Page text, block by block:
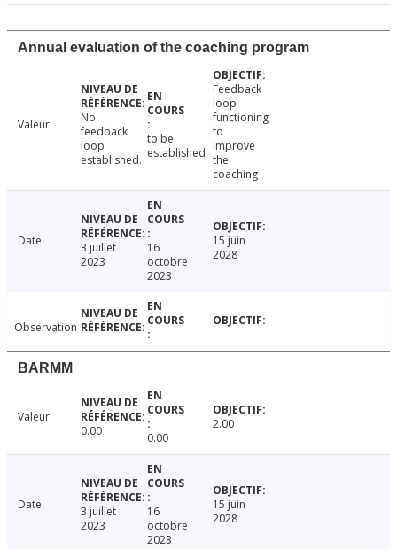
Annual evaluation of the coaching program
Valeur
No
feedback
loop
established.
to be
established
Feedback
loop
functioning
to
improve
the
coaching
Date
3 juillet
2023
16
octobre
2023
15 juin
2028
Observation
BARMM
Valeur
0.00
0.00
2.00
Date
3 juillet
2023
16
octobre
2023
15 juin
2028